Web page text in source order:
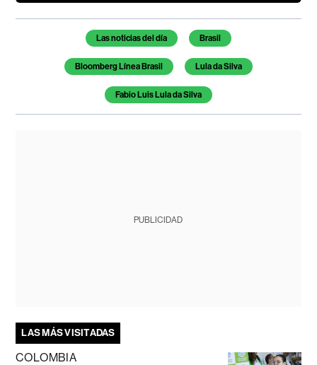
Temas de este artículo
Las noticias del día Brasil
Bloomberg Línea Brasil Lula da Silva
Fabio Luis Lula da Silva
PUBLICIDAD
LAS MÁS VISITADAS
COLOMBIA